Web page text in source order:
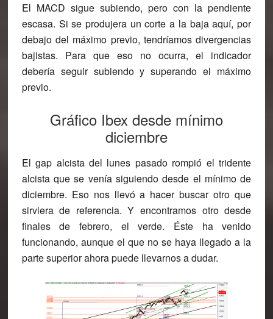
El MACD sigue subiendo, pero con la pendiente
escasa. Si se produjera un corte a la baja aquí, por
debajo del máximo previo, tendríamos divergencias
bajistas. Para que eso no ocurra, el indicador
debería seguir subiendo y superando el máximo
previo.
Gráfico Ibex desde mínimo
diciembre
El gap alcista del lunes pasado rompió el tridente
alcista que se venía siguiendo desde el mínimo de
diciembre. Eso nos llevó a hacer buscar otro que
sirviera de referencia. Y encontramos otro desde
finales de febrero, el verde. Éste ha venido
funcionando, aunque el que no se haya llegado a la
parte superior ahora puede llevarnos a dudar.